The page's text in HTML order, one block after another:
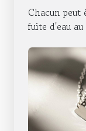
d'eau
Chacun
fuite d'eau